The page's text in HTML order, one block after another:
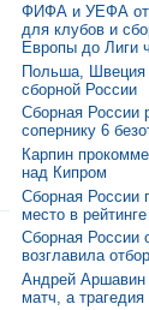
ФИФА и УЕФА
для клубов и
Европы до Лиги
Польша, Швеция
сборной России
Сборная России
сопернику 6
Карпин
над Кипром
Сборная России
место в
Сборная России
возглавила
Андрей
матч, а трагедия